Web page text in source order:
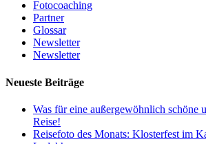
Fotocoaching
Partner
Glossar
Newsletter
Newsletter
Neueste Beiträge
Was für eine außergewöhnlich schöne
Reise!
Reisefoto des Monats: Klosterfest im